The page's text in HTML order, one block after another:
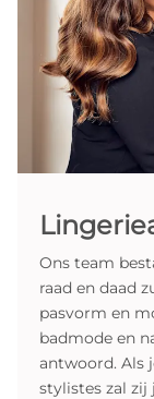
Ons team
raad en daad
pasvorm en
badmode en
antwoord. Als
stylistes zal zij